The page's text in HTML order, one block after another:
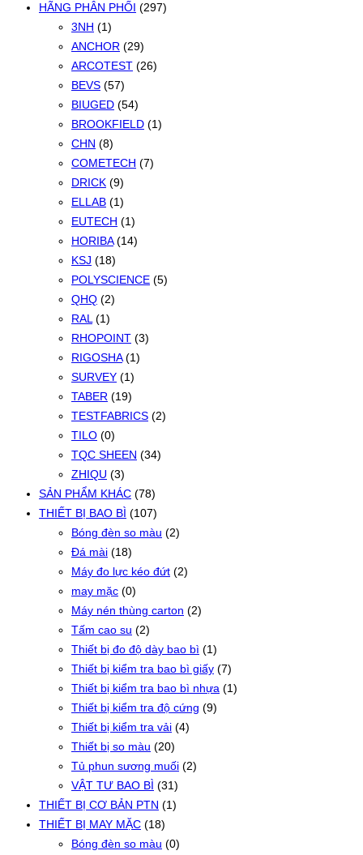
HÃNG PHÂN PHỐI (297)
3NH (1)
ANCHOR (29)
ARCOTEST (26)
BEVS (57)
BIUGED (54)
BROOKFIELD (1)
CHN (8)
COMETECH (7)
DRICK (9)
ELLAB (1)
EUTECH (1)
HORIBA (14)
KSJ (18)
POLYSCIENCE (5)
QHQ (2)
RAL (1)
RHOPOINT (3)
RIGOSHA (1)
SURVEY (1)
TABER (19)
TESTFABRICS (2)
TILO (0)
TQC SHEEN (34)
ZHIQU (3)
SẢN PHẨM KHÁC (78)
THIẾT BỊ BAO BÌ (107)
Bóng đèn so màu (2)
Đá mài (18)
Máy đo lực kéo đứt (2)
may mặc (0)
Máy nén thùng carton (2)
Tấm cao su (2)
Thiết bị đo độ dày bao bì (1)
Thiết bị kiểm tra bao bì giấy (7)
Thiết bị kiểm tra bao bì nhựa (1)
Thiết bị kiểm tra độ cứng (9)
Thiết bị kiểm tra vải (4)
Thiết bị so màu (20)
Tủ phun sương muối (2)
VẬT TƯ BAO BÌ (31)
THIẾT BỊ CƠ BẢN PTN (1)
THIẾT BỊ MAY MẶC (18)
Bóng đèn so màu (0)